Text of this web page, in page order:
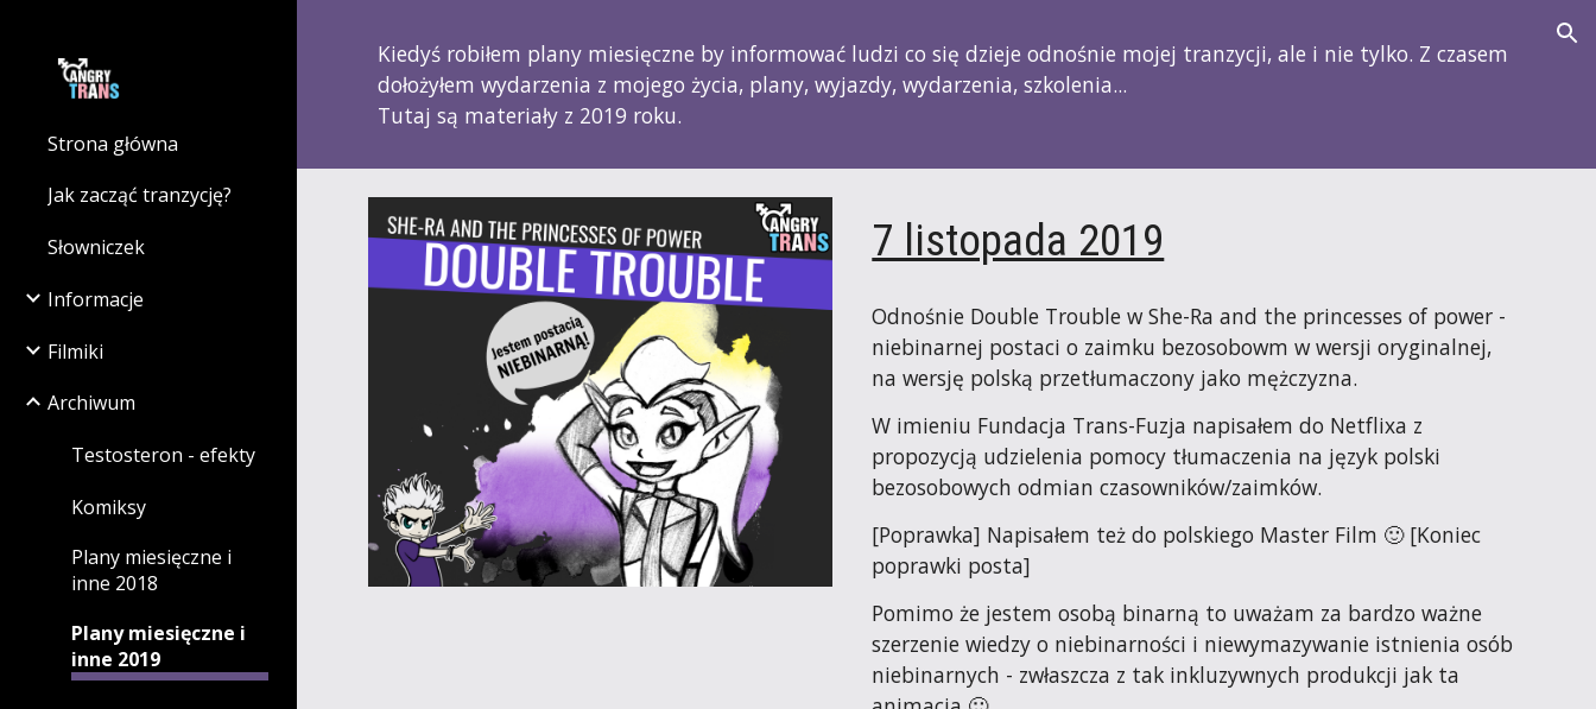
Skip to main content Skip to navigation
Strona główna
Jak zacząć tranzycję?
Słowniczek
Informacje
Filmiki
Archiwum
Testosteron - efekty
Komiksy
Plany miesięczne i
inne 2018
Plany miesięczne i
inne 2019
Kiedyś robiłem plany miesięczne by informować ludzi co się dzieje odnośnie mojej tranzycji, ale i nie tylko. Z czasem
dołożyłem wydarzenia z mojego życia, plany, wyjazdy, wydarzenia, szkolenia...
Tutaj są materiały z 2019 roku.
7 listopada 2019
Odnośnie Double Trouble w She-Ra and the princesses of power -
niebinarnej postaci o zaimku bezosobowm w wersji oryginalnej,
na wersję polską przetłumaczony jako mężczyzna.
W imieniu Fundacja Trans-Fuzja napisałem do Netflixa z
propozycją udzielenia pomocy tłumaczenia na język polski
bezosobowych odmian czasowników/zaimków.
[Poprawka] Napisałem też do polskiego Master Film 🙂 [Koniec
poprawki posta]
Pomimo że jestem osobą binarną to uważam za bardzo ważne
szerzenie wiedzy o niebinarności i niewymazywanie istnienia osób
niebinarnych - zwłaszcza z tak inkluzywnych produkcji jak ta